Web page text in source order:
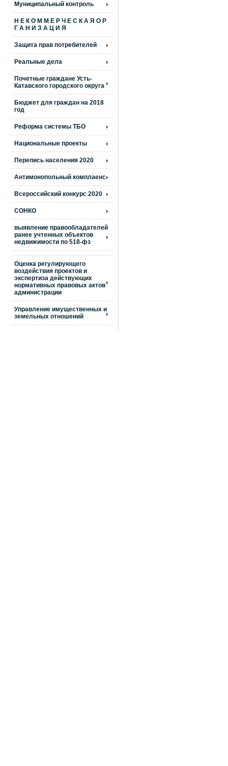
Муниципальный контроль
Н Е К О М М Е Р Ч Е С К А Я О Р
Г А Н И З А Ц И Я
Защита прав потребителей
Реальные дела
Почетные граждане Усть-
Катавского городского округа
Бюджет для граждан на 2018
год
Реформа системы ТБО
Национальные проекты
Перепись населения 2020
Антимонопольный комплаенс
Всероссийский конкурс 2020
СОНКО
выявление правообладателей
ранее учтенных объектов
недвижимости по 518-фз
Оценка регулирующего
воздействия проектов и
экспертиза действующих
нормативных правовых актов
администрации
Управление имущественных и
земельных отношений